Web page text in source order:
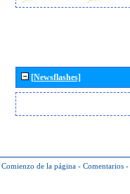
[Newsflashes]
Comienzo de la página - Comentarios -